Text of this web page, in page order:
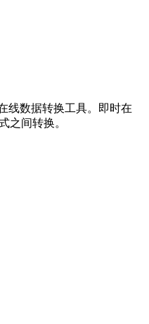
线数据转换工具。即时在
之间转换。